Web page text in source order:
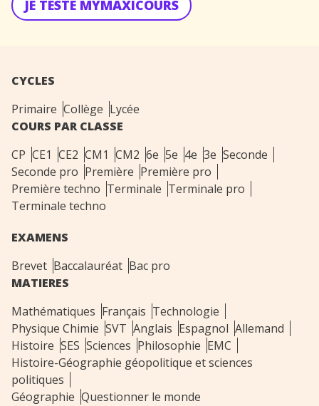
JE TESTE MYMAXICOURS
CYCLES
Primaire Collège Lycée
COURS PAR CLASSE
CP CE1 CE2 CM1 CM2 6e 5e 4e 3e Seconde
Seconde pro Première Première pro
Première techno Terminale Terminale pro
Terminale techno
EXAMENS
Brevet Baccalauréat Bac pro
MATIERES
Mathématiques Français Technologie
Physique Chimie SVT Anglais Espagnol Allemand
Histoire SES Sciences Philosophie EMC
Histoire-Géographie géopolitique et sciences
politiques
Géographie Questionner le monde